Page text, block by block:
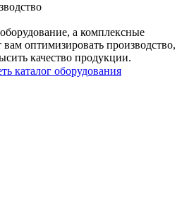
а комплексные
оптимизировать производство,
качество продукции.
каталог оборудования